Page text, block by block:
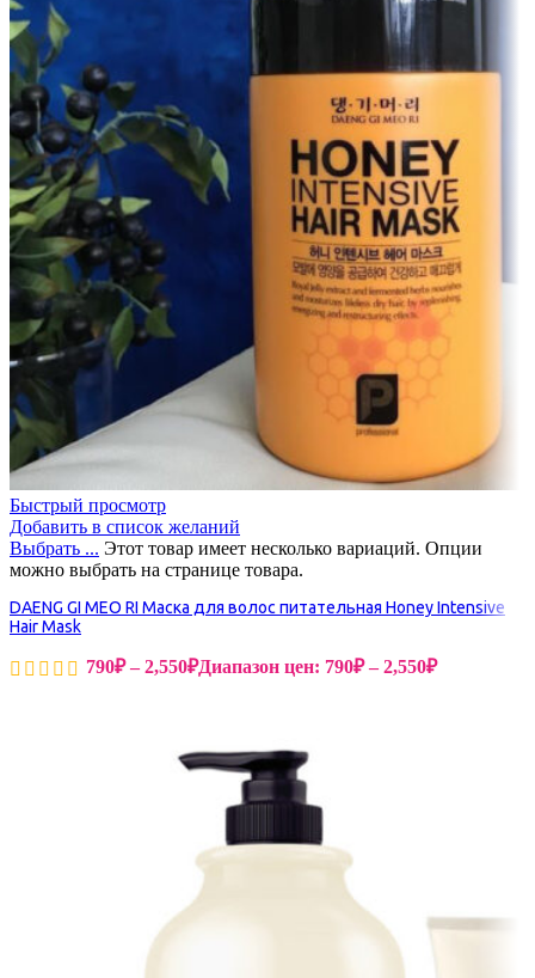
Быстрый просмотр
Добавить в список желаний
Выбрать ... Этот товар имеет несколько вариаций. Опции
можно выбрать на странице товара.
DAENG GI MEO RI Маска для волос питательная Honey Intensive
Hair Mask
790₽ – 2,550₽Диапазон цен: 790₽ – 2,550₽